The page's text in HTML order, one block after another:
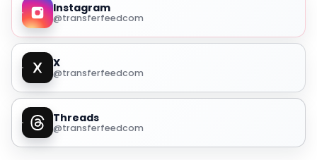
Instagram
@transferfeedcom
X
@transferfeedcom
Threads
@transferfeedcom